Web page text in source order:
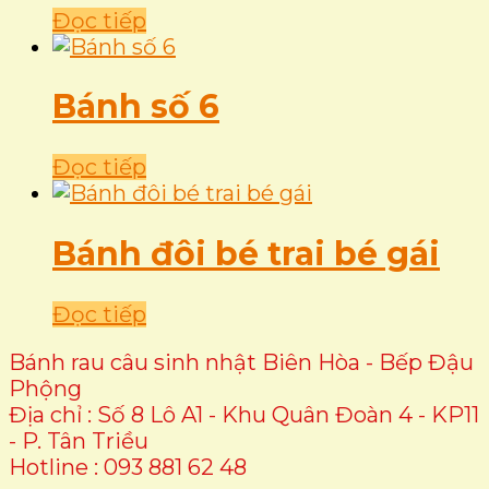
Đọc tiếp
Bánh số 6
Đọc tiếp
Bánh đôi bé trai bé gái
Đọc tiếp
Bánh rau câu sinh nhật Biên Hòa - Bếp Đậu
Phộng
Địa chỉ : Số 8 Lô A1 - Khu Quân Đoàn 4 - KP11
- P. Tân Triều
Hotline : 093 881 62 48